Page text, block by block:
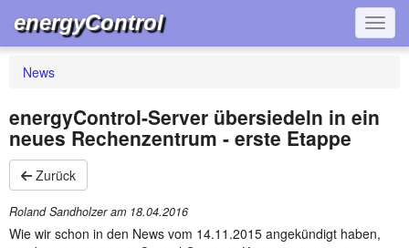
energyControl
News
energyControl-Server übersiedeln in ein
neues Rechenzentrum - erste Etappe
Zurück
Roland Sandholzer am 18.04.2016
Wie wir schon in den News vom 14.11.2015 angekündigt haben,